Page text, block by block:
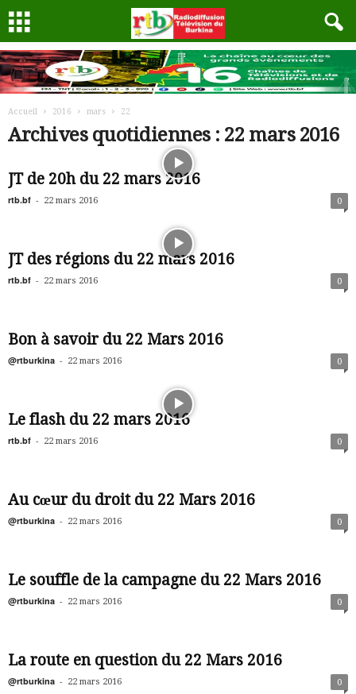
Accueil 2016 mars 22
Archives quotidiennes : 22 mars 2016
JT de 20h du 22 mars 2016
rtb.bf - 22 mars 2016 0
JT des régions du 22 mars 2016
rtb.bf - 22 mars 2016 0
Bon à savoir du 22 Mars 2016
@rtburkina - 22 mars 2016 0
Le flash du 22 mars 2016
rtb.bf - 22 mars 2016 0
Au cœur du droit du 22 Mars 2016
@rtburkina - 22 mars 2016 0
Le souffle de la campagne du 22 Mars 2016
@rtburkina - 22 mars 2016 0
La route en question du 22 Mars 2016
@rtburkina - 22 mars 2016 0